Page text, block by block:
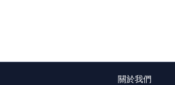
關於我們